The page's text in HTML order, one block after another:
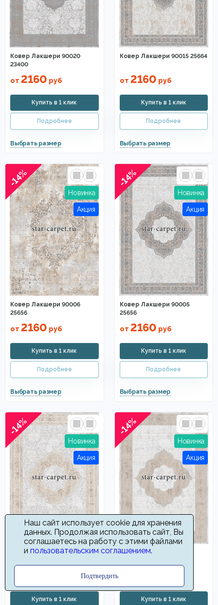
Ковер Лакшери 90020
23400
от 2160 руб
Ковер Лакшери 90015 25664
от 2160 руб
-14%
Ковер Лакшери 90006
25656
от 2160 руб
-14%
Ковер Лакшери 90005
25656
от 2160 руб
-14%
Ковер Лакшери 90004
-14%
Ковер Лакшери 90003
Наш сайт использует cookie для хранения
данных. Продолжая использовать сайт, Вы
соглашаетесь на работу с этими файлами
и пользовательским соглашением.
Подтвердить